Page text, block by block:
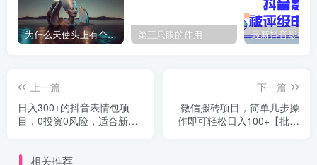
为什么天使头上有个圈？ 第三只眼的作用
上一篇
日入300+的抖音表情包项
目，0投资0风险，适合新手
下一篇
微信搬砖项目，简单几步操
作即可轻松日入100+【批量
相关推荐